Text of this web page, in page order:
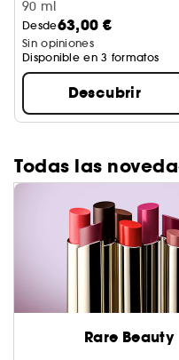
90 ml
Desde63,00 €
Sin opiniones
Disponible en 3 formatos
Descubrir
Todas las
Rare Beauty